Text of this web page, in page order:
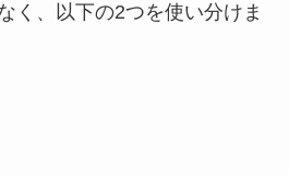
く、以下の2つを使い分けま